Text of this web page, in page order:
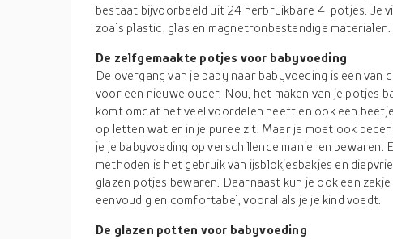
bestaat bijvoorbeeld uit 24 herbruikbare 4-potjes. Je
zoals plastic, glas en magnetronbestendige
De zelfgemaakte potjes voor babyvoeding
De overgang van je baby naar babyvoeding is een van
voor een nieuwe ouder. Nou, het maken van je potjes
komt omdat het veel voordelen heeft en ook een
op letten wat er in je puree zit. Maar je moet ook
je je babyvoeding op verschillende manieren bewaren.
methoden is het gebruik van ijsblokjesbakjes en
glazen potjes bewaren. Daarnaast kun je ook een
eenvoudig en comfortabel, vooral als je je kind voedt.
De glazen potten voor babyvoeding